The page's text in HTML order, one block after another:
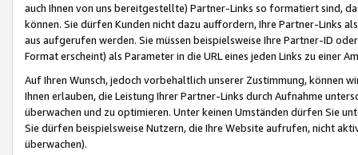
auch Ihnen von uns bereitgestellte) Partner-Links so formatiert sind,
können. Sie dürfen Kunden nicht dazu auffordern, Ihre Partner-Links
aus aufgerufen werden. Sie müssen beispielsweise Ihre Partner-ID
Format erscheint) als Parameter in die URL eines jeden Links zu einer
Auf Ihren Wunsch, jedoch vorbehaltlich unserer Zustimmung, können
Ihnen erlauben, die Leistung Ihrer Partner-Links durch Aufnahme
überwachen und zu optimieren. Unter keinen Umständen dürfen Sie
Sie dürfen beispielsweise Nutzern, die Ihre Website aufrufen, nicht
überwachen).